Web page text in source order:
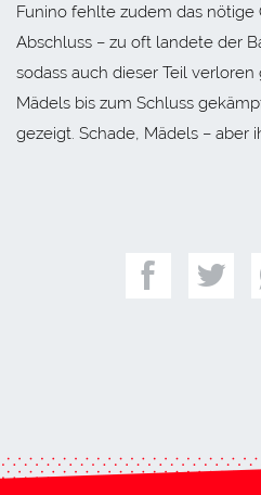
Funino fehlte zudem das nötige
Abschluss – zu oft landete der
sodass auch dieser Teil
Mädels bis zum Schluss
gezeigt. Schade, Mädels – aber